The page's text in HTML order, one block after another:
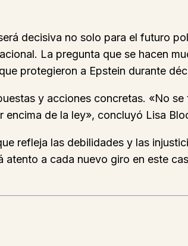
decisiva no solo para el futuro
La pregunta que se hacen
protegieron a Epstein durante
y acciones concretas. «No
de la ley», concluyó Lisa
refleja las debilidades y las
a cada nuevo giro en este